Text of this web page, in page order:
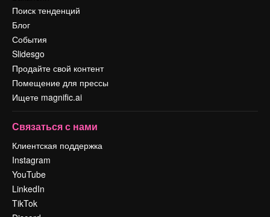
Поиск тенденций
Блог
События
Slidesgo
Продайте свой контент
Помещение для прессы
Ищете magnific.ai
Связаться с нами
Клиентская поддержка
Instagram
YouTube
LinkedIn
TikTok